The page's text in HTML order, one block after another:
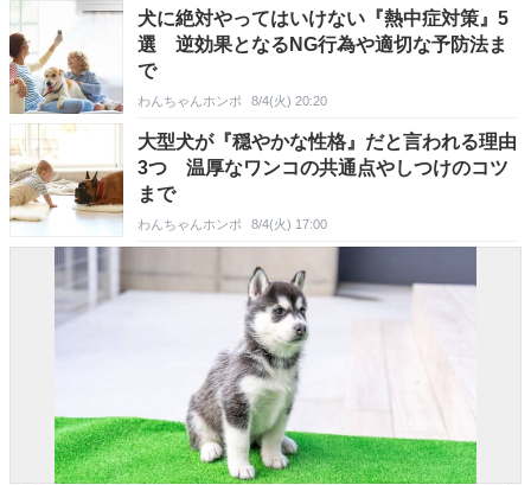
犬に絶対やってはいけない『熱中症対策』5
選 逆効果となるNG行為や適切な予防法ま
で
わんちゃんホンポ 8/4(火) 20:20
大型犬が『穏やかな性格』だと言われる理由
3つ 温厚なワンコの共通点やしつけのコツ
まで
わんちゃんホンポ 8/4(火) 17:00